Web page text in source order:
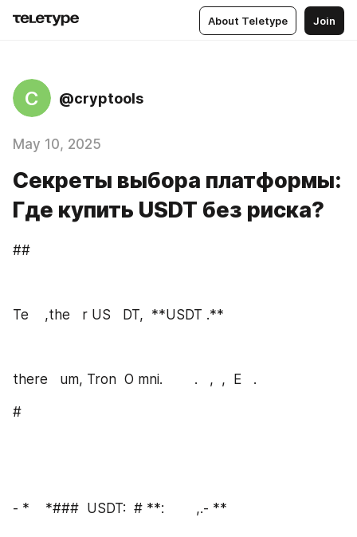
About Teletype Join
C @cryptools
May 10, 2025
Секреты выбора платформы:
Где купить USDT без риска?
##
Te    ,the   r US   DT,  **USDT .**
there   um, Tron  O mni.        .   ,  ,  E   .
#
- *    *###  USDT:  # **:        ,.- **